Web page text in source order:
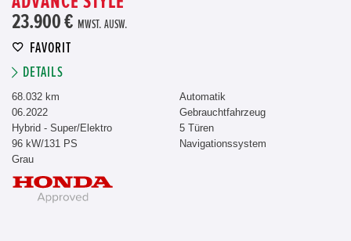
23.900 € MWST. AUSW.
FAVORIT
DETAILS
68.032 km
06.2022
Hybrid - Super/Elektro
96 kW/131 PS
Grau
Automatik
Gebrauchtfahrzeug
5 Türen
Navigationssystem